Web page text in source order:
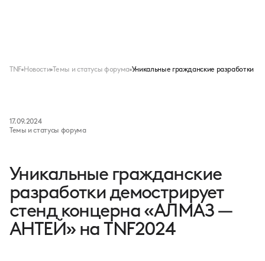
TNF Новости Темы и статусы форума Уникальные гражданские разработки
17.09.2024
Темы и статусы форума
Уникальные гражданские
разработки демострирует
стенд концерна «АЛМАЗ —
АНТЕЙ» на TNF2024